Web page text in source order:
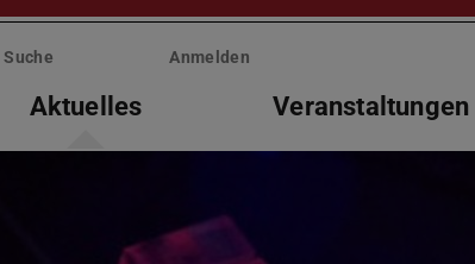
Suche Anmelden
Aktuelles Veranstaltungen